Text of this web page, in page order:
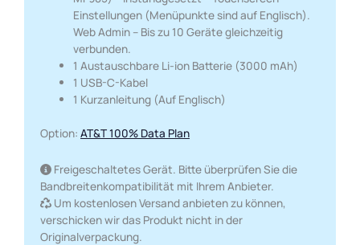
Einstellungen (Menüpunkte sind auf Englisch).
Web Admin – Bis zu 10 Geräte gleichzeitig
verbunden.
1 Austauschbare Li-ion Batterie (3000 mAh)
1 USB-C-Kabel
1 Kurzanleitung (Auf Englisch)
Option: AT&T 100% Data Plan
Freigeschaltetes Gerät. Bitte überprüfen Sie die
Bandbreitenkompatibilität mit Ihrem Anbieter.
Um kostenlosen Versand anbieten zu können,
verschicken wir das Produkt nicht in der
Originalverpackung.